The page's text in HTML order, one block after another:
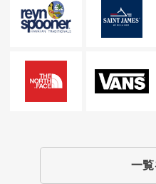
一覧